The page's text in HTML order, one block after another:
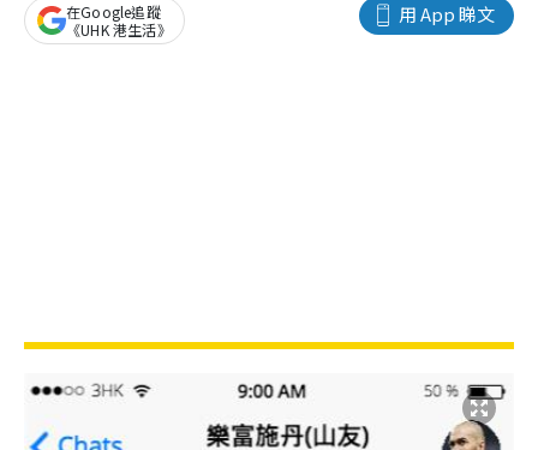
用 App 睇文
在Google追蹤
《UHK 港生活》